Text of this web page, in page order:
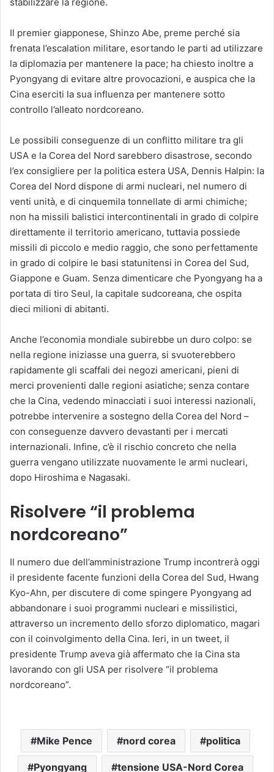
stabilizzare la regione.
Il premier giapponese, Shinzo Abe, preme perché sia
frenata l’escalation militare, esortando le parti ad utilizzare
la diplomazia per mantenere la pace; ha chiesto inoltre a
Pyongyang di evitare altre provocazioni, e auspica che la
Cina eserciti la sua influenza per mantenere sotto
controllo l’alleato nordcoreano.
Le possibili conseguenze di un conflitto militare tra gli
USA e la Corea del Nord sarebbero disastrose, secondo
l’ex consigliere per la politica estera USA, Dennis Halpin: la
Corea del Nord dispone di armi nucleari, nel numero di
venti unità, e di cinquemila tonnellate di armi chimiche;
non ha missili balistici intercontinentali in grado di colpire
direttamente il territorio americano, tuttavia possiede
missili di piccolo e medio raggio, che sono perfettamente
in grado di colpire le basi statunitensi in Corea del Sud,
Giappone e Guam. Senza dimenticare che Pyongyang ha a
portata di tiro Seul, la capitale sudcoreana, che ospita
dieci milioni di abitanti.
Anche l’economia mondiale subirebbe un duro colpo: se
nella regione iniziasse una guerra, si svuoterebbero
rapidamente gli scaffali dei negozi americani, pieni di
merci provenienti dalle regioni asiatiche; senza contare
che la Cina, vedendo minacciati i suoi interessi nazionali,
potrebbe intervenire a sostegno della Corea del Nord –
con conseguenze davvero devastanti per i mercati
internazionali. Infine, c’è il rischio concreto che nella
guerra vengano utilizzate nuovamente le armi nucleari,
dopo Hiroshima e Nagasaki.
Risolvere “il problema
nordcoreano”
Il numero due dell’amministrazione Trump incontrerà oggi
il presidente facente funzioni della Corea del Sud, Hwang
Kyo-Ahn, per discutere di come spingere Pyongyang ad
abbandonare i suoi programmi nucleari e missilistici,
attraverso un incremento dello sforzo diplomatico, magari
con il coinvolgimento della Cina. Ieri, in un tweet, il
presidente Trump aveva già affermato che la Cina sta
lavorando con gli USA per risolvere “il problema
nordcoreano”.
Mike Pence nord corea politica
Pyongyang tensione USA-Nord Corea